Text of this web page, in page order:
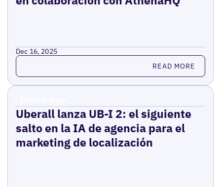
Dec 16, 2025
Read more READ MORE
Uberall lanza UB-I 2: el siguiente
salto en la IA de agencia para el
marketing de localización